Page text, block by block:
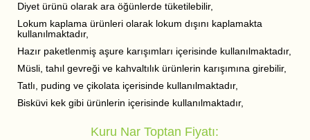
Diyet ürünü olarak ara öğünlerde tüketilebilir,
Lokum kaplama ürünleri olarak lokum dışını kaplamakta
kullanılmaktadır,
Hazır paketlenmiş aşure karışımları içerisinde kullanılmaktadır,
Müsli, tahıl gevreği ve kahvaltılık ürünlerin karışımına girebilir,
Tatlı, puding ve çikolata içerisinde kullanılmaktadır,
Bisküvi kek gibi ürünlerin içerisinde kullanılmaktadır,
Kuru Nar Toptan Fiyatı: